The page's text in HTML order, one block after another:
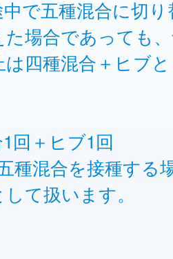
で五種混合に切
場合であっても
四種混合＋ヒブ
回＋ヒブ1回
種混合を接種する
て扱います。